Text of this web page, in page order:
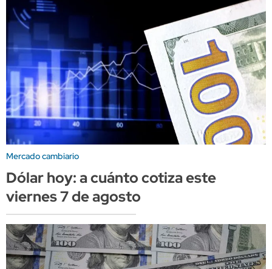
Mercado cambiario
Dólar hoy: a cuánto cotiza este
viernes 7 de agosto